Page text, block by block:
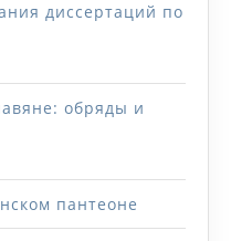
диссертаций по
обряды и
пантеоне